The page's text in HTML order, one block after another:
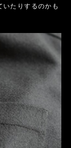
いたりするのかも